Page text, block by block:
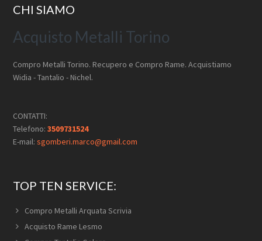
Footer
CHI SIAMO
Acquisto Metalli Torino
Compro Metalli Torino. Recupero e Compro Rame. Acquistiamo
Widia - Tantalio - Nichel.
CONTATTI:
Telefono:3509731524
E-mail:sgomberi.marco@gmail.com
TOP TEN SERVICE:
Compro Metalli Arquata Scrivia
Acquisto Rame Lesmo